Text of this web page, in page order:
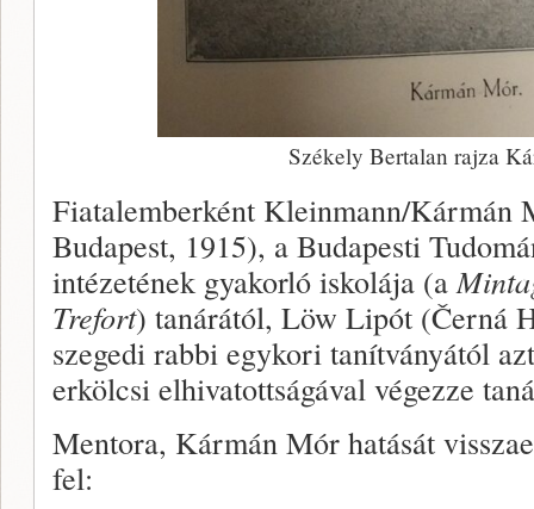
Székely Bertalan rajza
Fiatalemberként Kleinmann/Kármán
Budapest, 1915), a Budapesti
intézetének gyakorló iskolája (a
Trefort) tanárától, Löw Lipót (Černá
szegedi rabbi egykori tanítványától
erkölcsi elhivatottságával végezze
Mentora, Kármán Mór hatását
fel: